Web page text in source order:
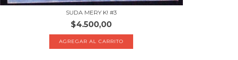
SUDA MERY K! #3
$4.500,00